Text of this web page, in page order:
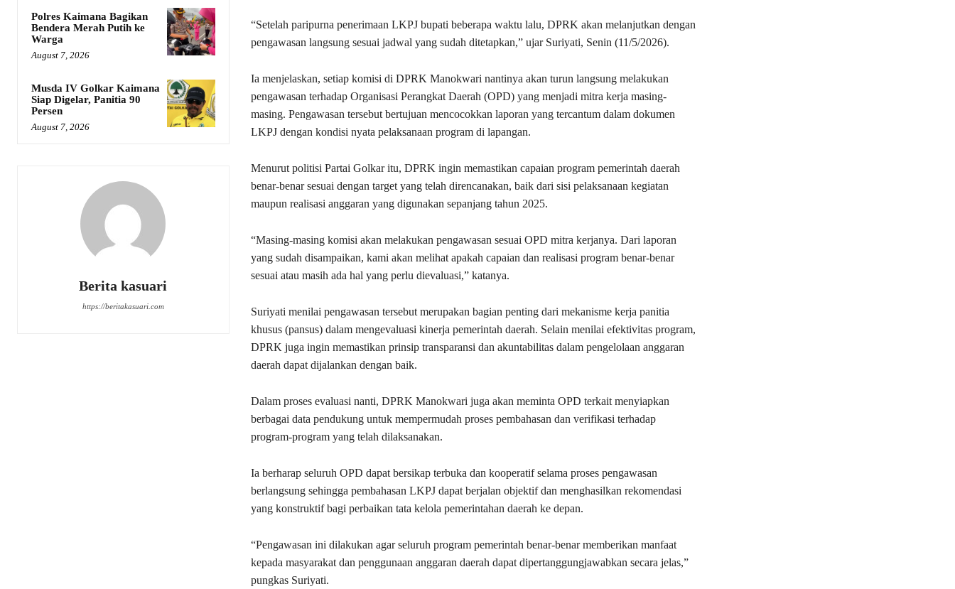
Polres Kaimana Bagikan
Bendera Merah Putih ke
Warga
August 7, 2026
Musda IV Golkar Kaimana
Siap Digelar, Panitia 90
Persen
August 7, 2026
Berita kasuari
https://beritakasuari.com
“Setelah paripurna penerimaan LKPJ bupati beberapa waktu lalu, DPRK akan melanjutkan dengan
pengawasan langsung sesuai jadwal yang sudah ditetapkan,” ujar Suriyati, Senin (11/5/2026).
Ia menjelaskan, setiap komisi di DPRK Manokwari nantinya akan turun langsung melakukan
pengawasan terhadap Organisasi Perangkat Daerah (OPD) yang menjadi mitra kerja masing-
masing. Pengawasan tersebut bertujuan mencocokkan laporan yang tercantum dalam dokumen
LKPJ dengan kondisi nyata pelaksanaan program di lapangan.
Menurut politisi Partai Golkar itu, DPRK ingin memastikan capaian program pemerintah daerah
benar-benar sesuai dengan target yang telah direncanakan, baik dari sisi pelaksanaan kegiatan
maupun realisasi anggaran yang digunakan sepanjang tahun 2025.
“Masing-masing komisi akan melakukan pengawasan sesuai OPD mitra kerjanya. Dari laporan
yang sudah disampaikan, kami akan melihat apakah capaian dan realisasi program benar-benar
sesuai atau masih ada hal yang perlu dievaluasi,” katanya.
Suriyati menilai pengawasan tersebut merupakan bagian penting dari mekanisme kerja panitia
khusus (pansus) dalam mengevaluasi kinerja pemerintah daerah. Selain menilai efektivitas program,
DPRK juga ingin memastikan prinsip transparansi dan akuntabilitas dalam pengelolaan anggaran
daerah dapat dijalankan dengan baik.
Dalam proses evaluasi nanti, DPRK Manokwari juga akan meminta OPD terkait menyiapkan
berbagai data pendukung untuk mempermudah proses pembahasan dan verifikasi terhadap
program-program yang telah dilaksanakan.
Ia berharap seluruh OPD dapat bersikap terbuka dan kooperatif selama proses pengawasan
berlangsung sehingga pembahasan LKPJ dapat berjalan objektif dan menghasilkan rekomendasi
yang konstruktif bagi perbaikan tata kelola pemerintahan daerah ke depan.
“Pengawasan ini dilakukan agar seluruh program pemerintah benar-benar memberikan manfaat
kepada masyarakat dan penggunaan anggaran daerah dapat dipertanggungjawabkan secara jelas,”
pungkas Suriyati.